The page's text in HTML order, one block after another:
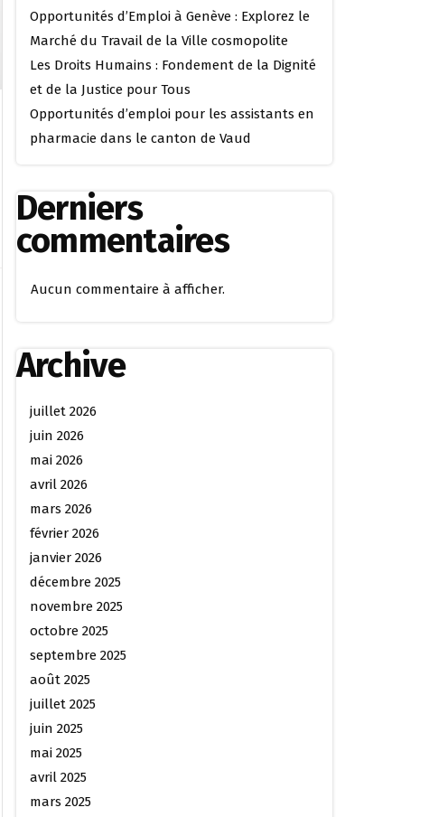
Opportunités d’Emploi à Genève : Explorez le
Marché du Travail de la Ville cosmopolite
Les Droits Humains : Fondement de la Dignité
et de la Justice pour Tous
Opportunités d’emploi pour les assistants en
pharmacie dans le canton de Vaud
Derniers
commentaires
Aucun commentaire à afficher.
Archive
juillet 2026
juin 2026
mai 2026
avril 2026
mars 2026
février 2026
janvier 2026
décembre 2025
novembre 2025
octobre 2025
septembre 2025
août 2025
juillet 2025
juin 2025
mai 2025
avril 2025
mars 2025